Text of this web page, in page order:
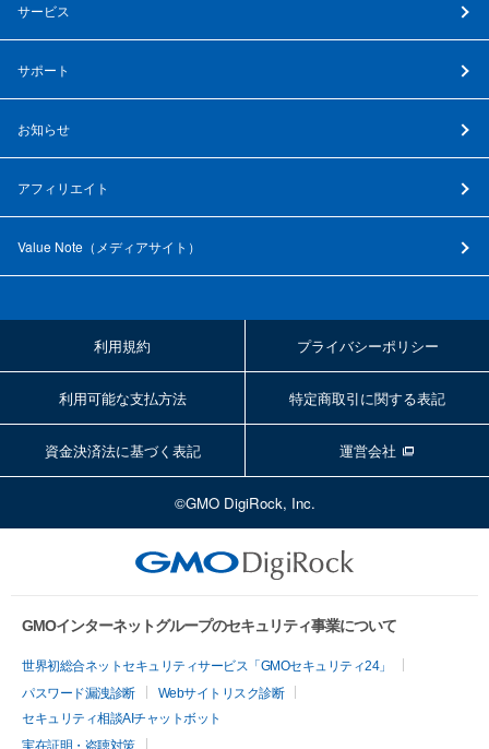
サービス
サポート
お知らせ
アフィリエイト
Value Note（ メディアサイト ）
利用規約 プライバシーポリシー
利用可能な支払方法 特定商取引に関する表記
資金決済法に基づく表記 運営会社
©GMO DigiRock, Inc.
GMOインターネットグループのセキュリティ事業について
世界初総合ネットセキュリティサービス「GMOセキュリティ24」
パスワード漏洩診断
Webサイトリスク診断
セキュリティ相談AIチャットボット
実在証明・盗聴対策